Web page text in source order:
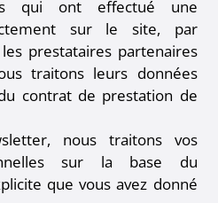
qui ont effectué une
sur le site, par
prestataires partenaires
traitons leurs données
contrat de prestation de
nous traitons vos
sur la base du
que vous avez donné